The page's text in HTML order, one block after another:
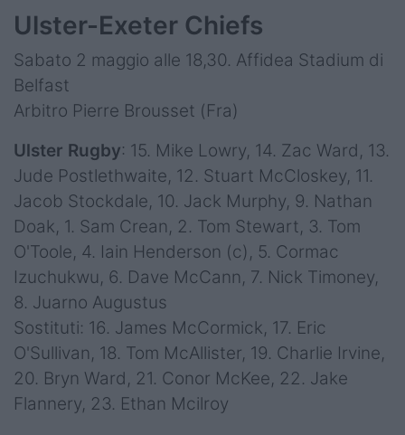
Ulster-Exeter Chiefs
Sabato 2 maggio alle 18,30. Affidea Stadium di
Belfast
Arbitro Pierre Brousset (Fra)
Ulster Rugby: 15. Mike Lowry, 14. Zac Ward, 13.
Jude Postlethwaite, 12. Stuart McCloskey, 11.
Jacob Stockdale, 10. Jack Murphy, 9. Nathan
Doak, 1. Sam Crean, 2. Tom Stewart, 3. Tom
O'Toole, 4. Iain Henderson (c), 5. Cormac
Izuchukwu, 6. Dave McCann, 7. Nick Timoney,
8. Juarno Augustus
Sostituti: 16. James McCormick, 17. Eric
O'Sullivan, 18. Tom McAllister, 19. Charlie Irvine,
20. Bryn Ward, 21. Conor McKee, 22. Jake
Flannery, 23. Ethan Mcilroy